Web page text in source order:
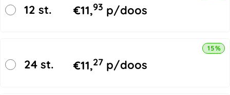
12 st. €11,93 p/doos
24 st. €11,27 p/doos
15%